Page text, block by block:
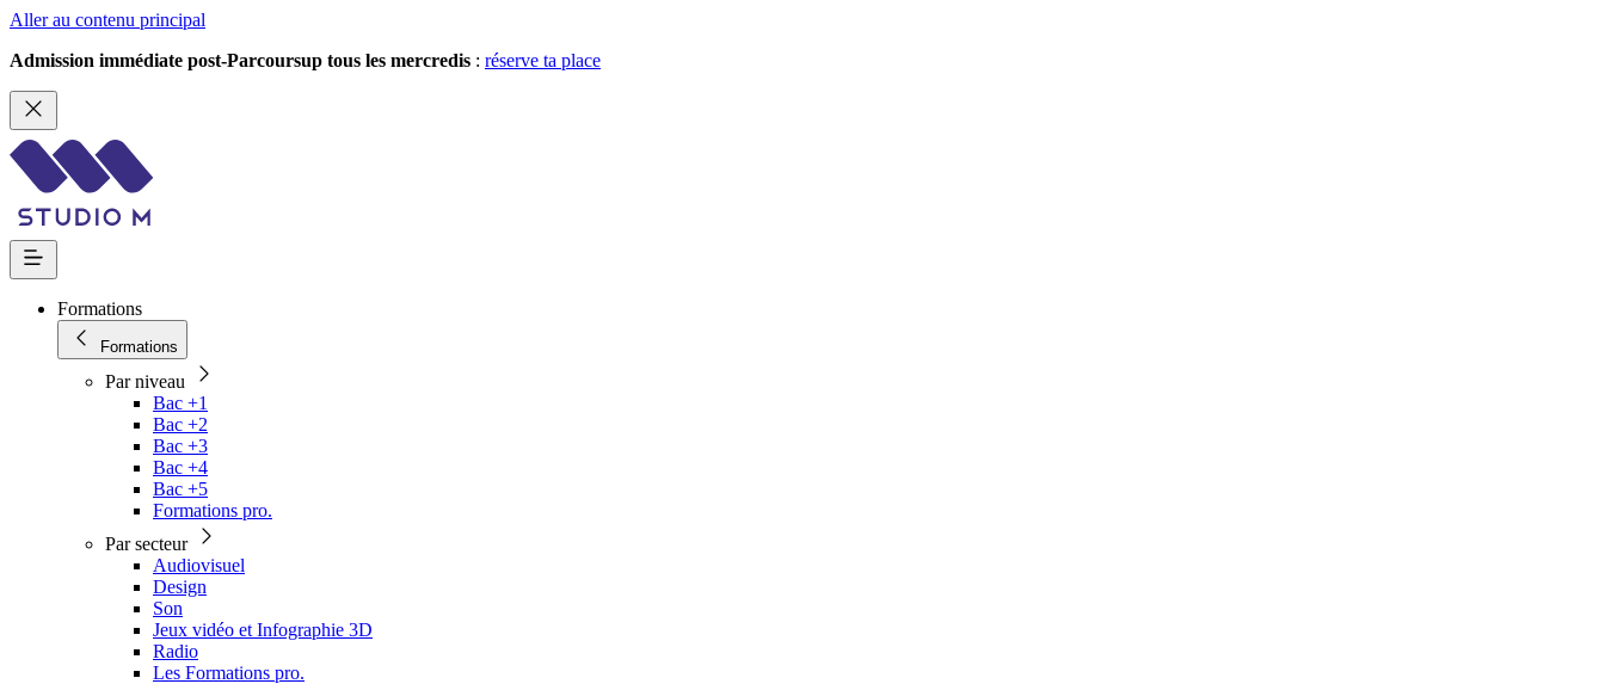
Aller au contenu principal
Admission immédiate post-Parcoursup tous les mercredis : réserve ta place
Formations
Formations
Par niveau
Bac +1
Bac +2
Bac +3
Bac +4
Bac +5
Formations pro.
Par secteur
Audiovisuel
Design
Son
Jeux vidéo et Infographie 3D
Radio
Les Formations pro.